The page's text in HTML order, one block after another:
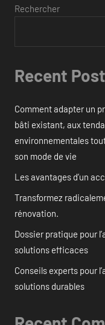
Rechercher
Recent
Comment adapter un
bâti existant, aux
environnementales
son mode de vie
Les avantages d’un
Transformez
rénovation.
Dossier pratique pour
solutions efficaces
Conseils experts pour
solutions durables